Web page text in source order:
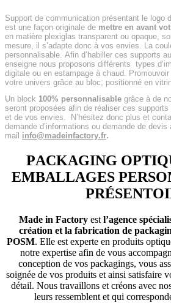
Support de communication présentant le logo
est une façon originale de mettre en avant
en matière plexiglas transparent ou opaque,
mesure, il s’adapte donc à vos envies. La
personnalisable. Afin d’habiller ces supports
enseigne nous proposons différents types
digitale ou en estampage à chaud.
votre univers grâce au bloc, positionné en
Un block 100% personnalisable grâce à de
seront proposées afin de réaliser ces supports
et de vos envies.
N’hésitez donc plus et
demande d’informations ou demande de devis
mail info@madeinfactory.fr.
PACKAGING
EMBALLAGES
Made in Factory est l’agence
création et la fabrication de
POSM. Elle est experte en produits
notre expertise afin de vous
conception de vos packagings, vous
soignée de vos produits et ainsi satisfaire
détail. Nous travaillons et créons avec
leurs ressemblent et qui